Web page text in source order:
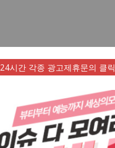
24시간 각종 광고제휴문의 클릭